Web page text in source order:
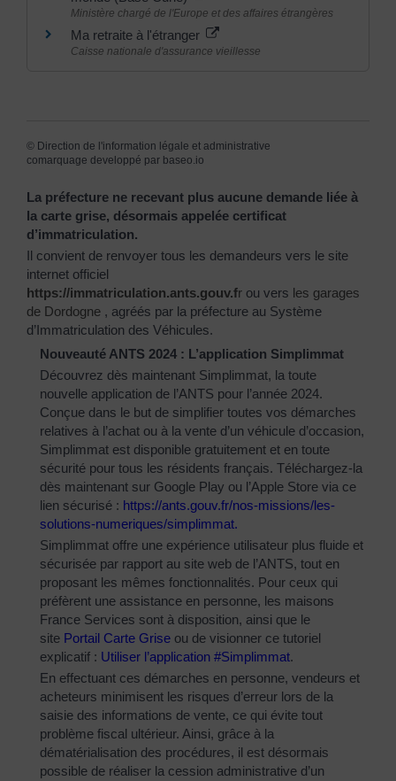
Ministère chargé de l'Europe et des affaires étrangères
Ma retraite à l'étranger
Caisse nationale d'assurance vieillesse
© Direction de l'information légale et administrative
comarquage developpé par baseo.io
La préfecture ne recevant plus aucune demande liée à
la carte grise, désormais appelée certificat
d’immatriculation.
Il convient de renvoyer tous les demandeurs vers le site
internet officiel
https://immatriculation.ants.gouv.fr ou vers les garages
de Dordogne , agréés par la préfecture au Système
d’Immatriculation des Véhicules.
Nouveauté ANTS 2024 : L’application Simplimmat
Découvrez dès maintenant Simplimmat, la toute
nouvelle application de l’ANTS pour l’année 2024.
Conçue dans le but de simplifier toutes vos démarches
relatives à l’achat ou à la vente d’un véhicule d’occasion,
Simplimmat est disponible gratuitement et en toute
sécurité pour tous les résidents français. Téléchargez-la
dès maintenant sur Google Play ou l’Apple Store via ce
lien sécurisé : https://ants.gouv.fr/nos-missions/les-
solutions-numeriques/simplimmat.
Simplimmat offre une expérience utilisateur plus fluide et
sécurisée par rapport au site web de l’ANTS, tout en
proposant les mêmes fonctionnalités. Pour ceux qui
préfèrent une assistance en personne, les maisons
France Services sont à disposition, ainsi que le
site Portail Carte Grise ou de visionner ce tutoriel
explicatif : Utiliser l’application #Simplimmat.
En effectuant ces démarches en personne, vendeurs et
acheteurs minimisent les risques d’erreur lors de la
saisie des informations de vente, ce qui évite tout
problème fiscal ultérieur. Ainsi, grâce à la
dématérialisation des procédures, il est désormais
possible de réaliser la cession administrative d’un